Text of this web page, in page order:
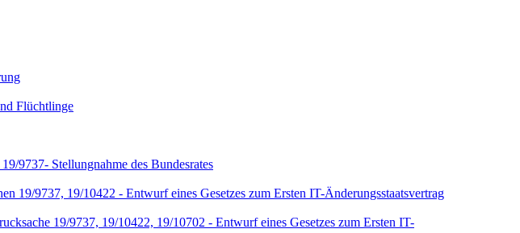
Flüchtlinge
9737- Stellungnahme des Bundesrates
19/9737, 19/10422 - Entwurf eines Gesetzes zum Ersten IT-Änderungsstaatsvertrag
19/9737, 19/10422, 19/10702 - Entwurf eines Gesetzes zum Ersten IT-